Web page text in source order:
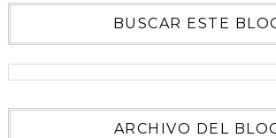
BUSCAR ESTE
ARCHIVO DEL